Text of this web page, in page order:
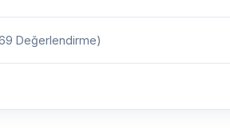
Değerlendirme)